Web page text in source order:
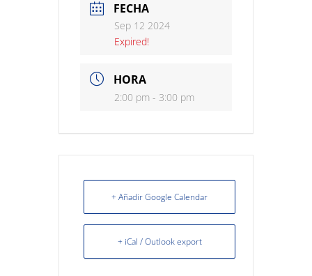
FECHA
Sep 12 2024
Expired!
HORA
2:00 pm - 3:00 pm
+ Añadir Google Calendar
+ iCal / Outlook export